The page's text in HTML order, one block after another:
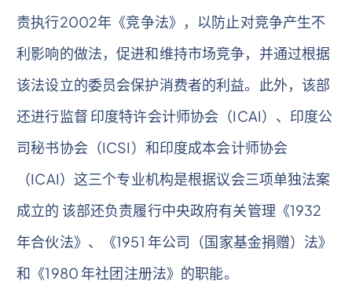
责执行2002年《竞争法》，以防止对竞争产生不
利影响的做法，促进和维持市场竞争，并通过根据
该法设立的委员会保护消费者的利益。此外，该部
还进行监督 印度特许会计师协会（ICAI）、印度公
司秘书协会（ICSI）和印度成本会计师协会
（ICAI）这三个专业机构是根据议会三项单独法案
成立的 该部还负责履行中央政府有关管理《1932
年合伙法》、《1951 年公司（国家基金捐赠）法》
和《1980 年社团注册法》的职能。